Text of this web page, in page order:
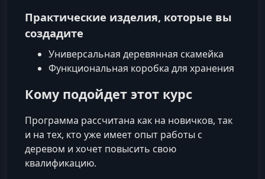
Практические изделия, которые вы
создадите
Универсальная деревянная скамейка
Функциональная коробка для хранения
Кому подойдет этот курс
Программа рассчитана как на новичков, так
и на тех, кто уже имеет опыт работы с
деревом и хочет повысить свою
квалификацию.